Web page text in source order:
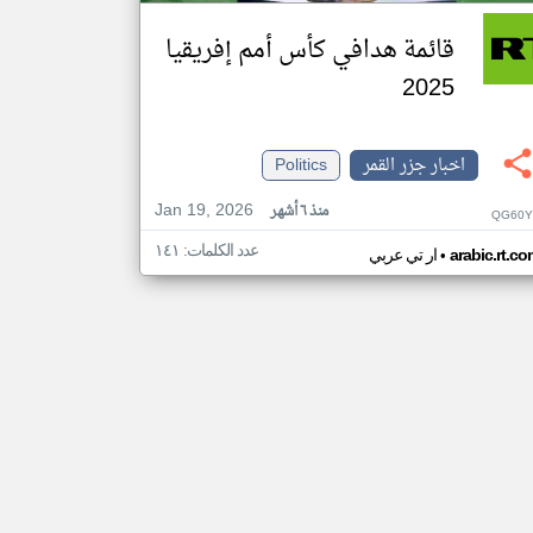
قائمة هدافي كأس أمم إفريقيا
2025
اخبار جزر القمر
Politics
Jan 19, 2026
منذ ٦ أشهر
ار تي عربي• عدد الكلمات: ١٤١